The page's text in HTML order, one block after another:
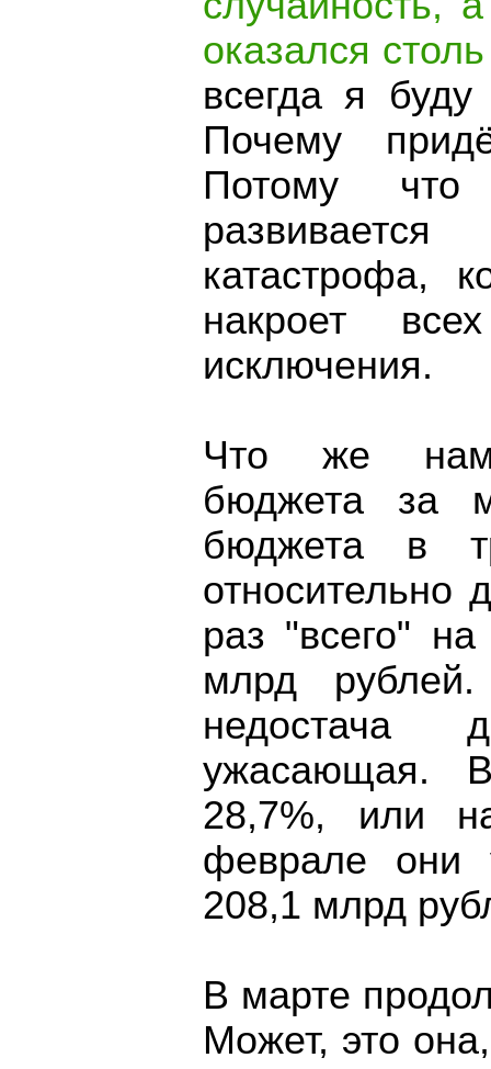
оказался
всегда я
Почему
Потому
катастрофа,
накроет
исключения.
Что же нам
бюджета за
бюджета в
относительно
раз "всего"
млрд
недостача
ужасающая.
28,7%, или
феврале они
208,1 млрд
В марте
Может, это